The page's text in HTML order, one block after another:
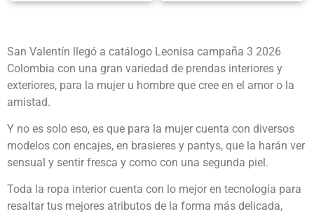
San Valentín llegó a catálogo Leonisa campaña 3 2026
Colombia con una gran variedad de prendas interiores y
exteriores, para la mujer u hombre que cree en el amor o la
amistad.
Y no es solo eso, es que para la mujer cuenta con diversos
modelos con encajes, en brasieres y pantys, que la harán ver
sensual y sentir fresca y como con una segunda piel.
Toda la ropa interior cuenta con lo mejor en tecnología para
resaltar tus mejores atributos de la forma más delicada,